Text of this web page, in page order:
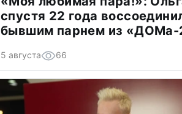
спустя 22 года
бывшим парнем из «ДОМа-
5 августа 66